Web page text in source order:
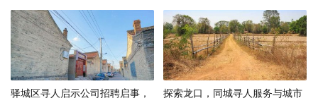
驿城区寻人启示公司招聘启事，
探索龙口，同城寻人服务与城市